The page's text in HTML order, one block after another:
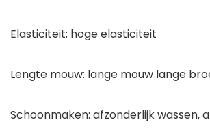
Elasticiteit: hoge elasticiteit
Lengte mouw: lange mouw lange
Schoonmaken: afzonderlijk wassen,